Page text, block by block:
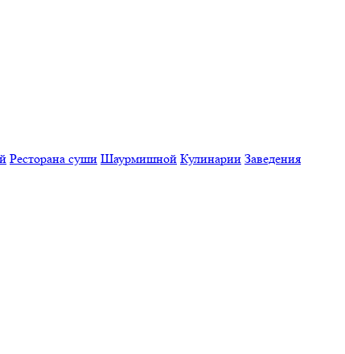
Ресторана суши Шаурмишной Кулинарии Заведения